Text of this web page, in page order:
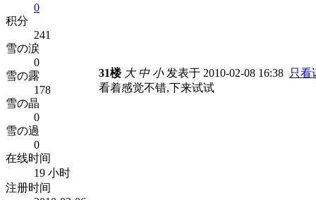
0
积分
241
雪の涙
0
雪の露
178
雪の晶
0
雪の過
0
在线时间
19 小时
注册时间
31楼 大 中 小发表于 2010-02-08 16:38 只看
看着感觉不错,下来试试